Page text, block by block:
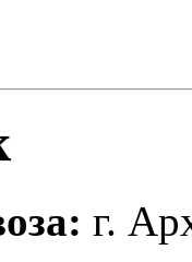
г.